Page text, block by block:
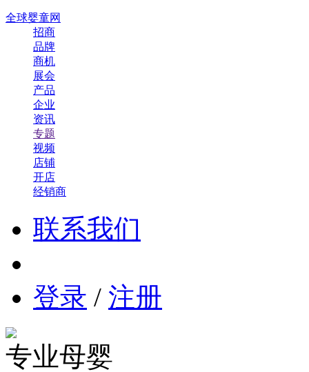
全球婴童网
招商
品牌
商机
展会
产品
企业
资讯
专题
视频
店铺
开店
经销商
联系我们
登录 / 注册
专业母婴